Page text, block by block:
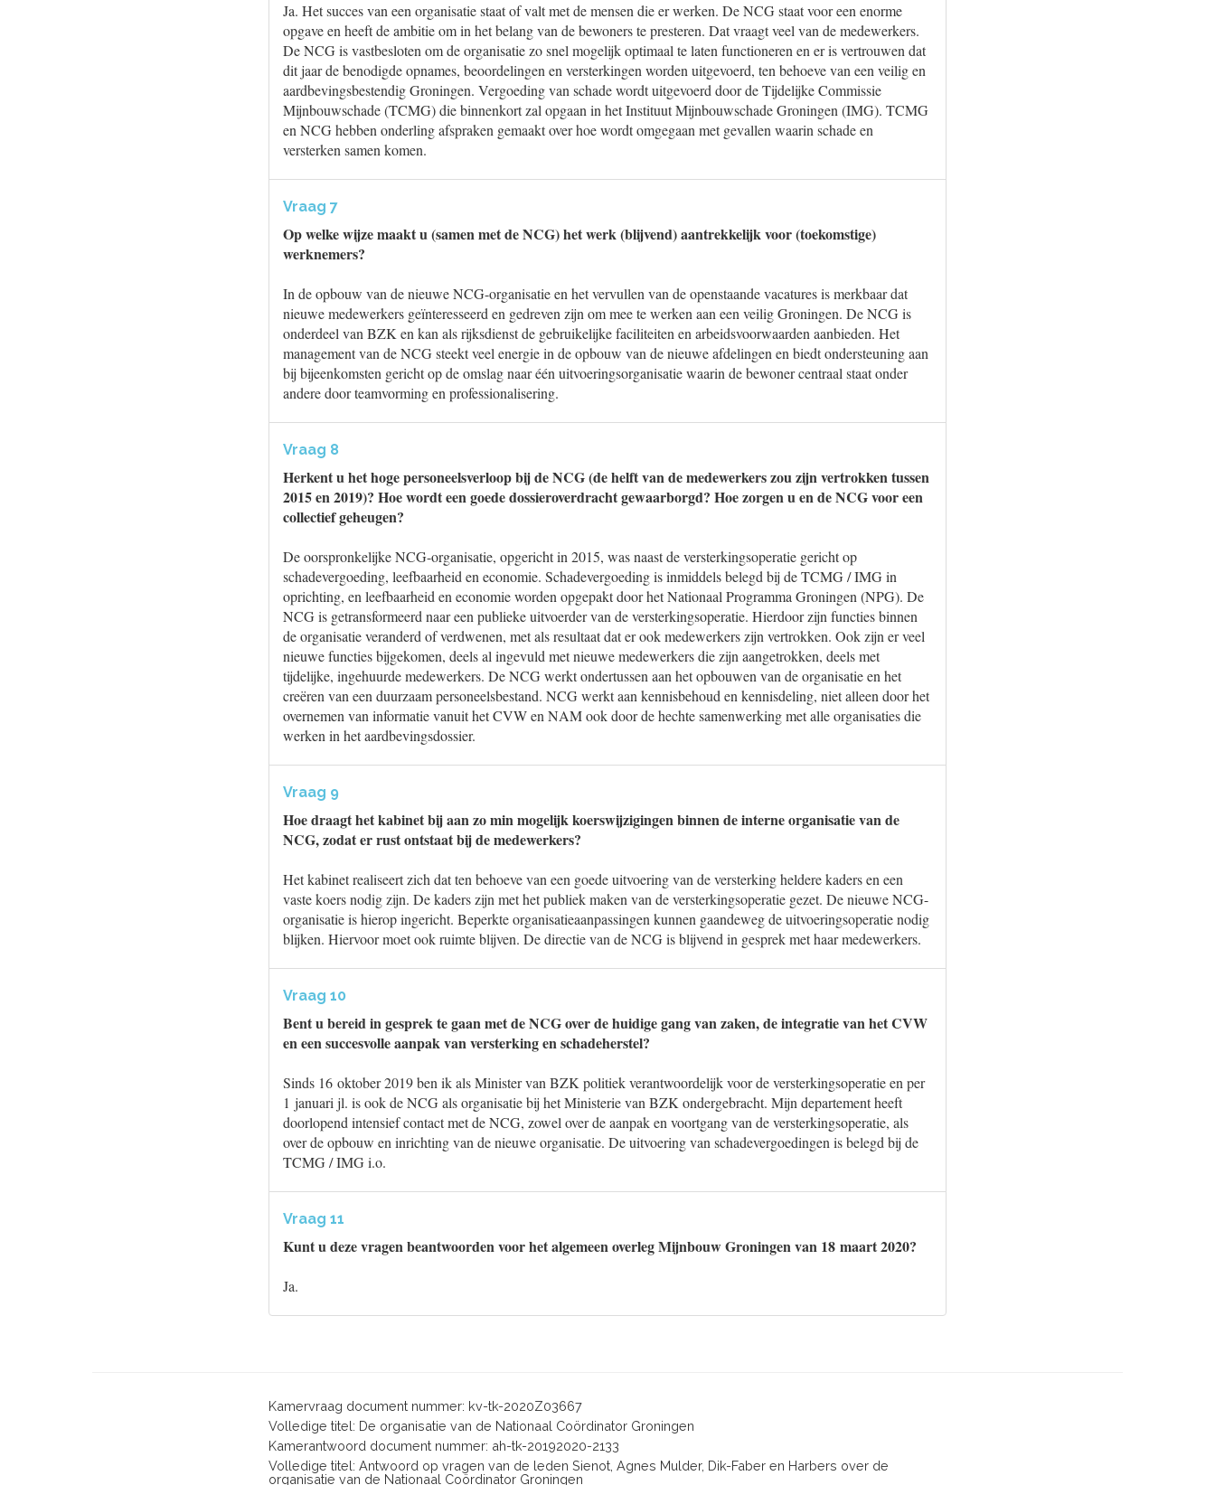
Ja. Het succes van een organisatie staat of valt met de mensen die er werken. De NCG staat voor een enorme
opgave en heeft de ambitie om in het belang van de bewoners te presteren. Dat vraagt veel van de medewerkers.
De NCG is vastbesloten om de organisatie zo snel mogelijk optimaal te laten functioneren en er is vertrouwen dat
dit jaar de benodigde opnames, beoordelingen en versterkingen worden uitgevoerd, ten behoeve van een veilig en
aardbevingsbestendig Groningen. Vergoeding van schade wordt uitgevoerd door de Tijdelijke Commissie
Mijnbouwschade (TCMG) die binnenkort zal opgaan in het Instituut Mijnbouwschade Groningen (IMG). TCMG
en NCG hebben onderling afspraken gemaakt over hoe wordt omgegaan met gevallen waarin schade en
versterken samen komen.
Vraag 7
Op welke wijze maakt u (samen met de NCG) het werk (blijvend) aantrekkelijk voor (toekomstige)
werknemers?
In de opbouw van de nieuwe NCG-organisatie en het vervullen van de openstaande vacatures is merkbaar dat
nieuwe medewerkers geïnteresseerd en gedreven zijn om mee te werken aan een veilig Groningen. De NCG is
onderdeel van BZK en kan als rijksdienst de gebruikelijke faciliteiten en arbeidsvoorwaarden aanbieden. Het
management van de NCG steekt veel energie in de opbouw van de nieuwe afdelingen en biedt ondersteuning aan
bij bijeenkomsten gericht op de omslag naar één uitvoeringsorganisatie waarin de bewoner centraal staat onder
andere door teamvorming en professionalisering.
Vraag 8
Herkent u het hoge personeelsverloop bij de NCG (de helft van de medewerkers zou zijn vertrokken tussen
2015 en 2019)? Hoe wordt een goede dossieroverdracht gewaarborgd? Hoe zorgen u en de NCG voor een
collectief geheugen?
De oorspronkelijke NCG-organisatie, opgericht in 2015, was naast de versterkingsoperatie gericht op
schadevergoeding, leefbaarheid en economie. Schadevergoeding is inmiddels belegd bij de TCMG / IMG in
oprichting, en leefbaarheid en economie worden opgepakt door het Nationaal Programma Groningen (NPG). De
NCG is getransformeerd naar een publieke uitvoerder van de versterkingsoperatie. Hierdoor zijn functies binnen
de organisatie veranderd of verdwenen, met als resultaat dat er ook medewerkers zijn vertrokken. Ook zijn er veel
nieuwe functies bijgekomen, deels al ingevuld met nieuwe medewerkers die zijn aangetrokken, deels met
tijdelijke, ingehuurde medewerkers. De NCG werkt ondertussen aan het opbouwen van de organisatie en het
creëren van een duurzaam personeelsbestand. NCG werkt aan kennisbehoud en kennisdeling, niet alleen door het
overnemen van informatie vanuit het CVW en NAM ook door de hechte samenwerking met alle organisaties die
werken in het aardbevingsdossier.
Vraag 9
Hoe draagt het kabinet bij aan zo min mogelijk koerswijzigingen binnen de interne organisatie van de
NCG, zodat er rust ontstaat bij de medewerkers?
Het kabinet realiseert zich dat ten behoeve van een goede uitvoering van de versterking heldere kaders en een
vaste koers nodig zijn. De kaders zijn met het publiek maken van de versterkingsoperatie gezet. De nieuwe NCG-
organisatie is hierop ingericht. Beperkte organisatieaanpassingen kunnen gaandeweg de uitvoeringsoperatie nodig
blijken. Hiervoor moet ook ruimte blijven. De directie van de NCG is blijvend in gesprek met haar medewerkers.
Vraag 10
Bent u bereid in gesprek te gaan met de NCG over de huidige gang van zaken, de integratie van het CVW
en een succesvolle aanpak van versterking en schadeherstel?
Sinds 16 oktober 2019 ben ik als Minister van BZK politiek verantwoordelijk voor de versterkingsoperatie en per
1 januari jl. is ook de NCG als organisatie bij het Ministerie van BZK ondergebracht. Mijn departement heeft
doorlopend intensief contact met de NCG, zowel over de aanpak en voortgang van de versterkingsoperatie, als
over de opbouw en inrichting van de nieuwe organisatie. De uitvoering van schadevergoedingen is belegd bij de
TCMG / IMG i.o.
Vraag 11
Kunt u deze vragen beantwoorden voor het algemeen overleg Mijnbouw Groningen van 18 maart 2020?
Ja.
Kamervraag document nummer: kv-tk-2020Z03667
Volledige titel: De organisatie van de Nationaal Coördinator Groningen
Kamerantwoord document nummer: ah-tk-20192020-2133
Volledige titel: Antwoord op vragen van de leden Sienot, Agnes Mulder, Dik-Faber en Harbers over de
organisatie van de Nationaal Coördinator Groningen